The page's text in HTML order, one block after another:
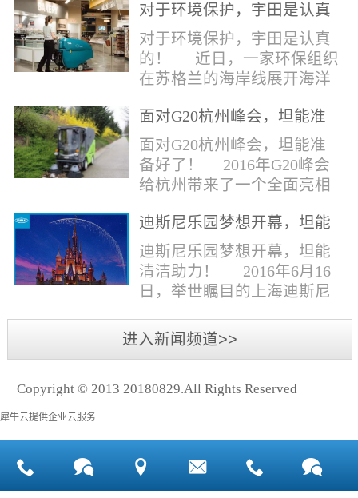
含有极少量的方解石，表面
能看出具有矿物颗粒的结晶
体，硬度比大理石硬，硬度
在6.5左右。维护比大理石容
染，花岗石的种类根据石英,
同。清洁公司花岗石晶面处
理技术方案有如下要点：
一、清洁设备、工具石材翻
新机、石材晶面处理机、吸
水吸尘器、吹风机、花岗
石...
对于环境保护，宇田是认真
的！
对于环境保护，宇田是认真
的！ 近日，一家环保组织
在苏格兰的海岸线展开海洋
洋塑料垃圾对英国海洋生物
所带来的影响。他们发现至
少有30个海滩存在塑料污染
的情况。 该组织发动当地
动中，希望以此提高公众对
理想中，大海...
面对G20杭州峰会，坦能准
备好了！
面对G20杭州峰会，坦能准
备好了！ 2016年G20峰会
给杭州带来了一个全面亮相
球国际组织和世界人民检阅
的一次大考。多国元首齐聚
杭州，在欣赏美丽西湖景色
的同事，第一印象就是杭州
览城是本次峰会举办的核心
区域，主要囊括了奥体中
心、国际博览中心、超高层
双塔酒店和地铁上盖物业，
迪斯尼乐园梦想开幕，坦能
清洁助力！
迪斯尼乐园梦想开幕，坦能
清洁助力！ 2016年6月16
日，举世瞩目的上海迪斯尼
奇想花园、探险岛、宝藏
湾、明日世界和梦幻世界，
开神秘面纱。根据迪斯尼官
球接待人数最多的迪斯尼乐
园！ 位于浦东新区川...
进入新闻频道>>
Copyright © 2013 20180829.All Rights Reserved
犀牛云提供企业云服务